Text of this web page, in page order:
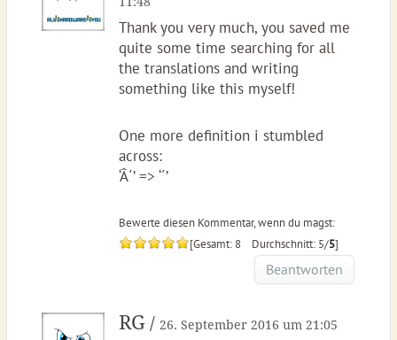
Thank you very much, you saved me
quite some time searching for all
the translations and writing
something like this myself!
One more definition i stumbled
across:
‘Â´’ => ‘´’
Bewerte diesen Kommentar, wenn du magst:
[Gesamt: 8 Durchschnitt: 5/5]
Beantworten
RG/ 26. September 2016 um 21:05